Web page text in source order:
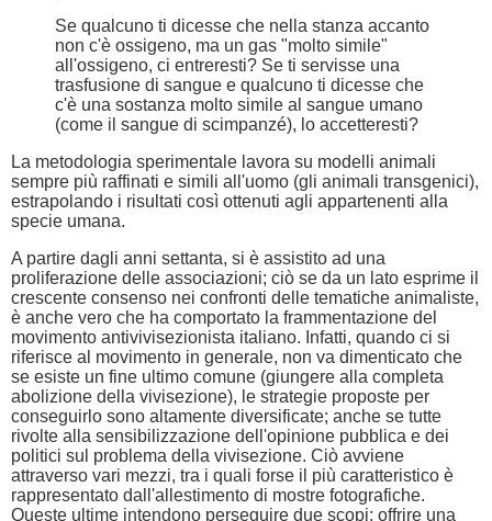
Se qualcuno ti dicesse che nella stanza accanto
non c'è ossigeno, ma un gas "molto simile"
all'ossigeno, ci entreresti? Se ti servisse una
trasfusione di sangue e qualcuno ti dicesse che
c'è una sostanza molto simile al sangue umano
(come il sangue di scimpanzé), lo accetteresti?
La metodologia sperimentale lavora su modelli animali
sempre più raffinati e simili all'uomo (gli animali transgenici),
estrapolando i risultati così ottenuti agli appartenenti alla
specie umana.
A partire dagli anni settanta, si è assistito ad una
proliferazione delle associazioni; ciò se da un lato esprime il
crescente consenso nei confronti delle tematiche animaliste,
è anche vero che ha comportato la frammentazione del
movimento antivivisezionista italiano. Infatti, quando ci si
riferisce al movimento in generale, non va dimenticato che
se esiste un fine ultimo comune (giungere alla completa
abolizione della vivisezione), le strategie proposte per
conseguirlo sono altamente diversificate; anche se tutte
rivolte alla sensibilizzazione dell'opinione pubblica e dei
politici sul problema della vivisezione. Ciò avviene
attraverso vari mezzi, tra i quali forse il più caratteristico è
rappresentato dall'allestimento di mostre fotografiche.
Queste ultime intendono perseguire due scopi: offrire una